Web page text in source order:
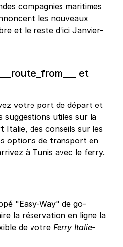
compagnies maritimes
les nouveaux
et le reste d'ici Janvier-
et
votre port de départ et
suggestions utiles sur la
des conseils sur les
options de transport en
à Tunis avec le ferry.
"Easy-Way" de go-
la réservation en ligne la
de votre Ferry Italie-